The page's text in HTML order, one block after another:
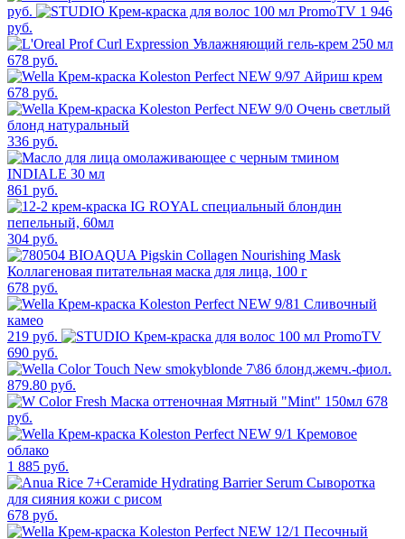
руб.
1 946
руб.
678 руб.
678 руб.
336 руб.
861 руб.
304 руб.
678 руб.
219 руб.
690 руб.
879.80 руб.
678
руб.
1 885 руб.
678 руб.